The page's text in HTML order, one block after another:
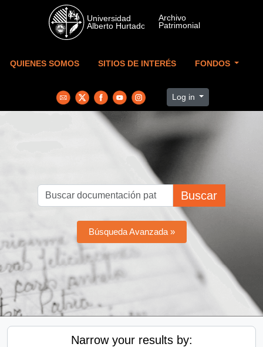
Skip to main content
QUIENES SOMOS SITIOS DE INTERÉS FONDOS
Log in
Buscar
Búsqueda Avanzada »
Narrow your results by: